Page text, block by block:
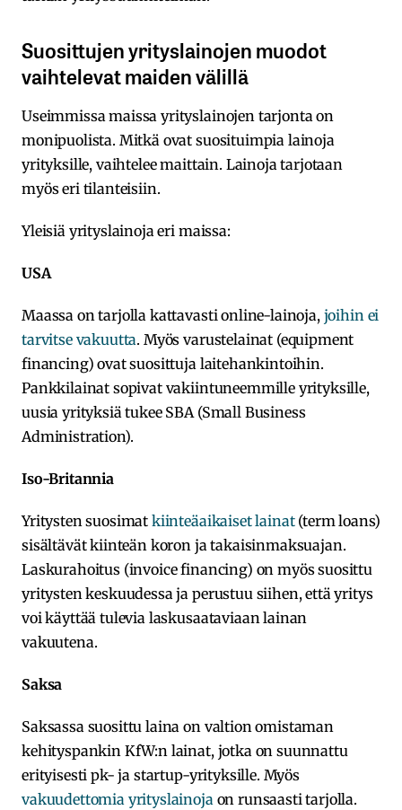
Suosittujen yrityslainojen muodot
vaihtelevat maiden välillä
Useimmissa maissa yrityslainojen tarjonta on
monipuolista. Mitkä ovat suosituimpia lainoja
yrityksille, vaihtelee maittain. Lainoja tarjotaan
myös eri tilanteisiin.
Yleisiä yrityslainoja eri maissa:
USA
Maassa on tarjolla kattavasti online-lainoja, joihin ei
tarvitse vakuutta. Myös varustelainat (equipment
financing) ovat suosittuja laitehankintoihin.
Pankkilainat sopivat vakiintuneemmille yrityksille,
uusia yrityksiä tukee SBA (Small Business
Administration).
Iso-Britannia
Yritysten suosimat kiinteäaikaiset lainat(term loans)
sisältävät kiinteän koron ja takaisinmaksuajan.
Laskurahoitus (invoice financing) on myös suosittu
yritysten keskuudessa ja perustuu siihen, että yritys
voi käyttää tulevia laskusaataviaan lainan
vakuutena.
Saksa
Saksassa suosittu laina on valtion omistaman
kehityspankin KfW:n lainat, jotka on suunnattu
erityisesti pk- ja startup-yrityksille. Myös
vakuudettomia yrityslainojaon runsaasti tarjolla.